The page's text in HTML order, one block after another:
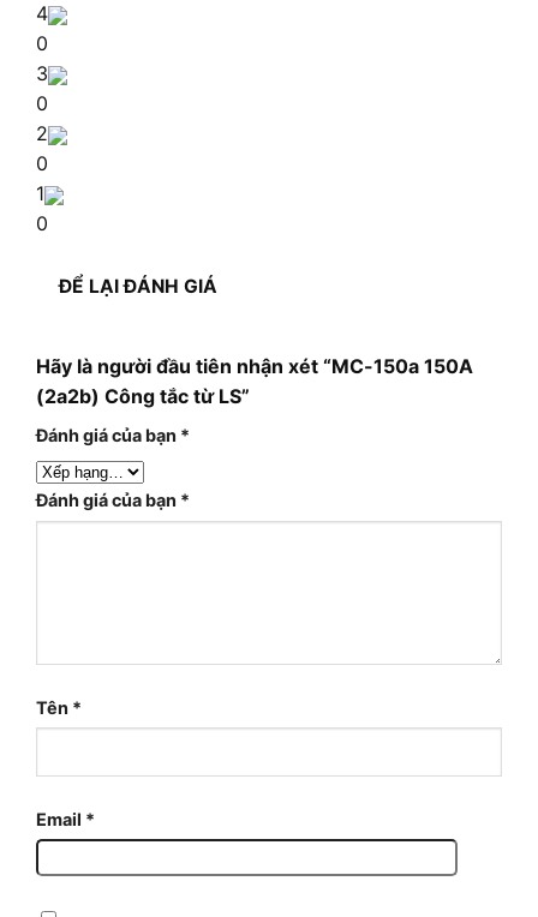
4
0
3
0
2
0
1
0
ĐỂ LẠI ĐÁNH GIÁ
Hãy là người đầu tiên nhận xét “MC-150a 150A
(2a2b) Công tắc từ LS”
Đánh giá của bạn *
Đánh giá của bạn *
Tên *
Email *